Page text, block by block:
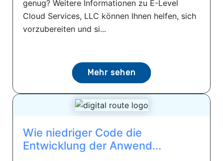
genug? Weitere Informationen zu E-Level
Cloud Services, LLC können Ihnen helfen, sich
vorzubereiten und si...
Mehr sehen
Wie niedriger Code die
Entwicklung der Anwend...